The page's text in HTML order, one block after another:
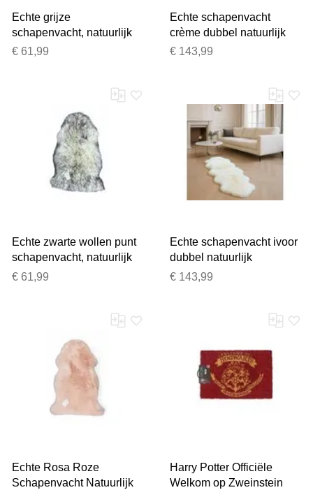
Echte grijze
schapenvacht, natuurlijk
zijdezacht, pluizig, echt
€ 61,99
Echte schapenvacht
crème dubbel natuurlijk
pluizig zijdezacht echt
€ 143,99
Echte zwarte wollen punt
schapenvacht, natuurlijk
zijdezacht, pluizig, echt
€ 61,99
Echte schapenvacht ivoor
dubbel natuurlijk
zijdeachtig zacht echt
€ 143,99
Echte Rosa Roze
Schapenvacht Natuurlijk
Harry Potter Officiële
Welkom op Zweinstein
Bedankt voor uw review
Uw review zal nu beoordeeld